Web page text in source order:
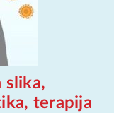
slika,
terapija